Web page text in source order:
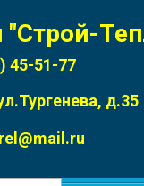
"Строй-
45-51-77
д.35